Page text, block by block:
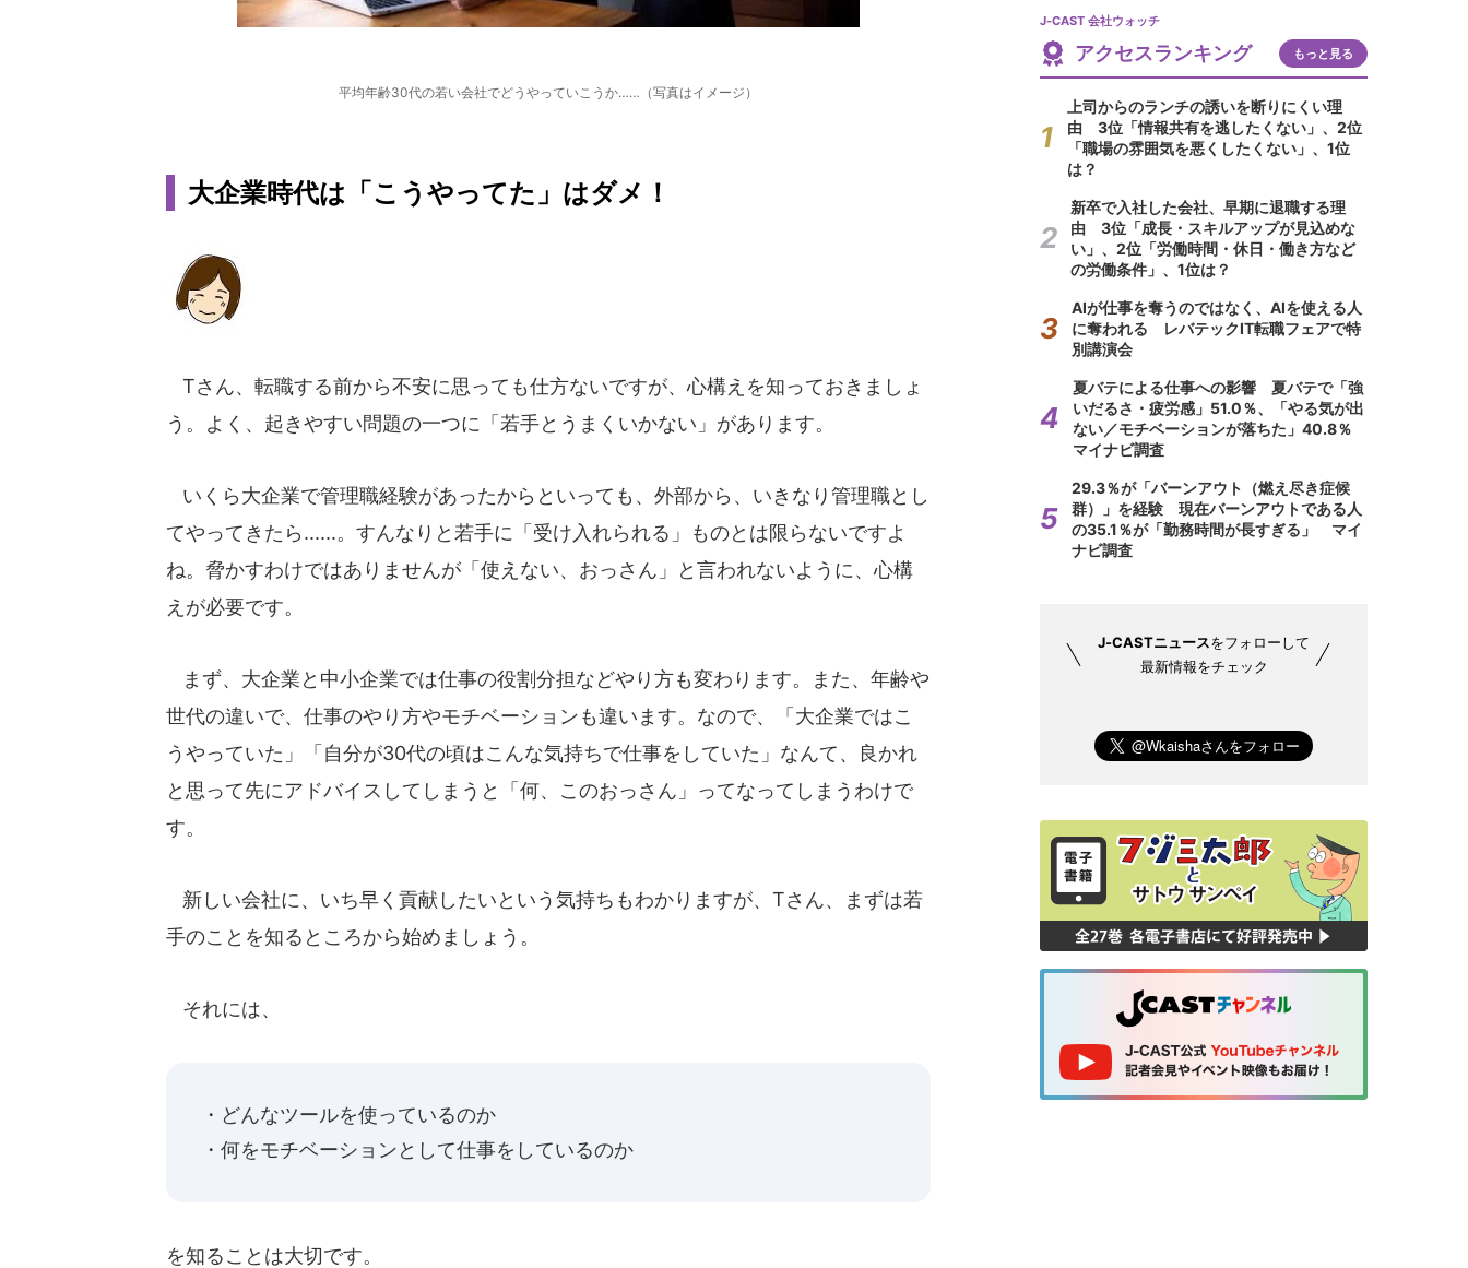
平均年齢30代の若い会社でどうやっていこうか……（写真はイメージ）
大企業時代は「こうやってた」はダメ！
Tさん、転職する前から不安に思っても仕方ないですが、心構えを知っておきましょ
う。よく、起きやすい問題の一つに「若手とうまくいかない」があります。
いくら大企業で管理職経験があったからといっても、外部から、いきなり管理職とし
てやってきたら......。すんなりと若手に「受け入れられる」ものとは限らないですよ
ね。脅かすわけではありませんが「使えない、おっさん」と言われないように、心構
えが必要です。
まず、大企業と中小企業では仕事の役割分担などやり方も変わります。また、年齢や
世代の違いで、仕事のやり方やモチベーションも違います。なので、「大企業ではこ
うやっていた」「自分が30代の頃はこんな気持ちで仕事をしていた」なんて、良かれ
と思って先にアドバイスしてしまうと「何、このおっさん」ってなってしまうわけで
す。
新しい会社に、いち早く貢献したいという気持ちもわかりますが、Tさん、まずは若
手のことを知るところから始めましょう。
それには、
・どんなツールを使っているのか
・何をモチベーションとして仕事をしているのか
を知ることは大切です。
J-CAST 会社ウォッチ
アクセスランキング もっと見る
上司からのランチの誘いを断りにくい理
由 3位「情報共有を逃したくない」、2位
「職場の雰囲気を悪くしたくない」、1位
は？
新卒で入社した会社、早期に退職する理
由 3位「成長・スキルアップが見込めな
い」、2位「労働時間・休日・働き方など
の労働条件」、1位は？
AIが仕事を奪うのではなく、AIを使える人
に奪われる レバテックIT転職フェアで特
別講演会
夏バテによる仕事への影響 夏バテで「強
いだるさ・疲労感」51.0％、「やる気が出
ない／モチベーションが落ちた」40.8％
マイナビ調査
29.3％が「バーンアウト（燃え尽き症候
群）」を経験 現在バーンアウトである人
の35.1％が「勤務時間が長すぎる」 マイ
ナビ調査
J-CASTニュースをフォローして
最新情報をチェック